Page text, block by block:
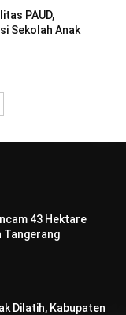
PAUD,
Sekolah Anak
43 Hektare
Tangerang
Dilatih, Kabupaten